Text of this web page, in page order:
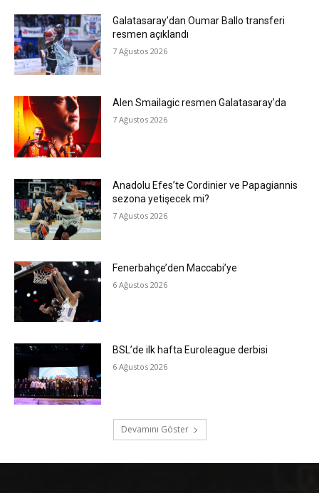
Galatasaray’dan Oumar Ballo transferi
resmen açıklandı
7 Ağustos 2026
Alen Smailagic resmen Galatasaray’da
7 Ağustos 2026
Anadolu Efes’te Cordinier ve Papagiannis
sezona yetişecek mi?
7 Ağustos 2026
Fenerbahçe’den Maccabi’ye
6 Ağustos 2026
BSL’de ilk hafta Euroleague derbisi
6 Ağustos 2026
Devamını Göster